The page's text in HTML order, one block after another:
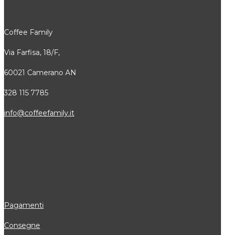
Coffee Family
Via Farfisa, 18/F,
60021 Camerano AN
328 115 7785
info@coffeefamily.it
Pagamenti
Consegne